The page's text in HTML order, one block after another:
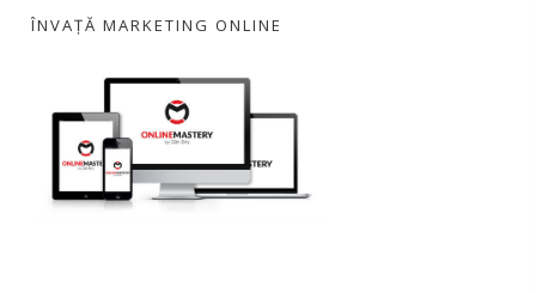
ÎNVAȚĂ MARKETING ONLINE